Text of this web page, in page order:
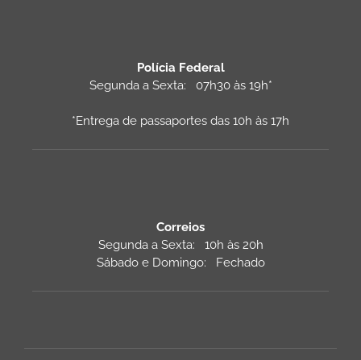
Polícia Federal
Segunda a Sexta: 07h30 às 19h*
*Entrega de passaportes das 10h às 17h
Correios
Segunda a Sexta: 10h às 20h
Sábado e Domingo: Fechado